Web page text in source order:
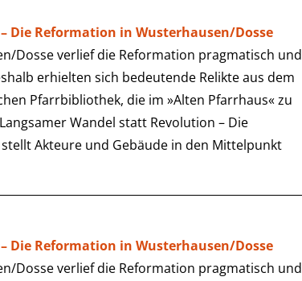
Die Reformation in Wusterhausen/Dosse
Dosse verlief die Reformation pragmatisch und
erhielten sich bedeutende Relikte aus dem
Pfarrbibliothek, die im »Alten Pfarrhaus« zu
Wandel statt Revolution – Die
Akteure und Gebäude in den Mittelpunkt
Die Reformation in Wusterhausen/Dosse
Dosse verlief die Reformation pragmatisch und